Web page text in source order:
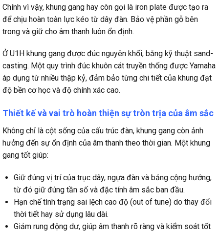
Chính vì vậy, khung gang hay còn gọi là iron plate được tạo ra
để chịu hoàn toàn lực kéo từ dây đàn. Bảo vệ phần gỗ bên
trong và giữ cho âm thanh luôn ổn định.
Ở U1H khung gang được đúc nguyên khối, bằng kỹ thuật sand-
casting. Một quy trình đúc khuôn cát truyền thống được Yamaha
áp dụng từ nhiều thập kỷ, đảm bảo từng chi tiết của khung đạt
độ bền cơ học và độ chính xác cao.
Thiết kế và vai trò hoàn thiện sự tròn trịa của âm sắc
Không chỉ là cột sống của cấu trúc đàn, khung gang còn ảnh
hưởng đến sự ổn định của âm thanh theo thời gian. Một khung
gang tốt giúp:
Giữ đúng vị trí của trục dây, ngựa đàn và bảng cộng hưởng,
từ đó giữ đúng tần số và đặc tính âm sắc ban đầu.
Hạn chế tình trạng sai lệch cao độ (out of tune) do thay đổi
thời tiết hay sử dụng lâu dài.
Giảm rung động dư, giúp âm thanh rõ ràng và kiểm soát tốt